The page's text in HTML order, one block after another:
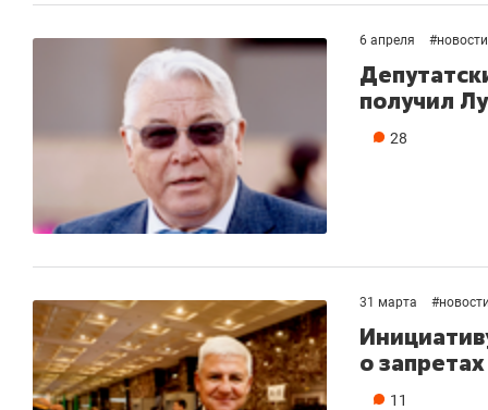
6 апреля #новости
получил
28
31 марта #
о
11